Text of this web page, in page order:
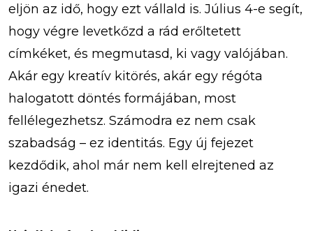
eljön az idő, hogy ezt vállald is. Július 4-e segít,
hogy végre levetkőzd a rád erőltetett
címkéket, és megmutasd, ki vagy valójában.
Akár egy kreatív kitörés, akár egy régóta
halogatott döntés formájában, most
fellélegezhetsz. Számodra ez nem csak
szabadság – ez identitás. Egy új fejezet
kezdődik, ahol már nem kell elrejtened az
igazi énedet.